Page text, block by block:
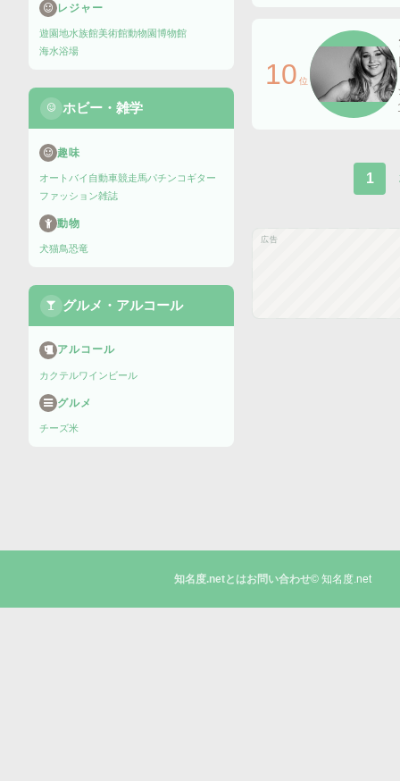
レジャー
遊園地水族館美術館動物園博物館
海水浴場
ホビー・雑学
趣味
オートバイ 自動車競走馬パチンコ ギター
ファッション雑誌
動物
犬猫鳥恐竜
グルメ・アルコール
アルコール
カクテルワイン ビール
グルメ
チーズ米
10 位
1
広告
知名度.netとはお問い合わせ© 知名度.net